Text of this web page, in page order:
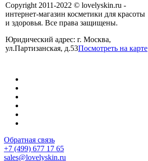
Copyright 2011-2022 © lovelyskin.ru -
интернет-магазин косметики для красоты
и здоровья. Все права защищены.
Юридический адрес: г. Москва,
ул.Партизанская, д.53Посмотреть на карте
Обратная связь
+7 (499) 677 17 65
sales@lovelyskin.ru